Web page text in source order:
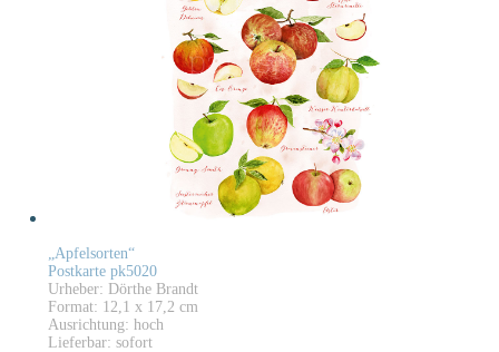
„Apfelsorten“
Postkarte pk5020
Urheber: Dörthe Brandt
Format: 12,1 x 17,2 cm
Ausrichtung: hoch
Lieferbar: sofort